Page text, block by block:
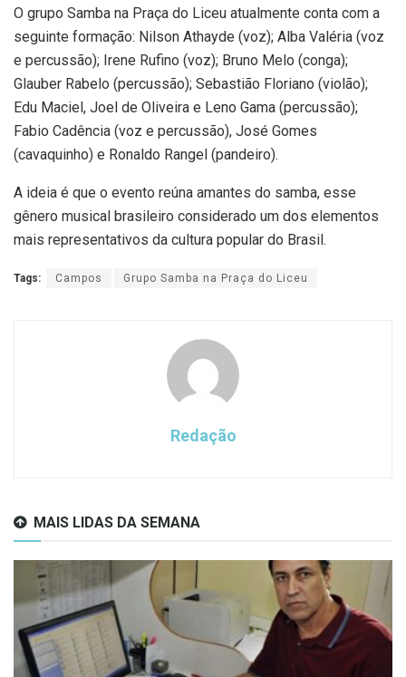
O grupo Samba na Praça do Liceu atualmente conta com a
seguinte formação: Nilson Athayde (voz); Alba Valéria (voz
e percussão); Irene Rufino (voz); Bruno Melo (conga);
Glauber Rabelo (percussão); Sebastião Floriano (violão);
Edu Maciel, Joel de Oliveira e Leno Gama (percussão);
Fabio Cadência (voz e percussão), José Gomes
(cavaquinho) e Ronaldo Rangel (pandeiro).
A ideia é que o evento reúna amantes do samba, esse
gênero musical brasileiro considerado um dos elementos
mais representativos da cultura popular do Brasil.
Tags: Campos Grupo Samba na Praça do Liceu
Redação
MAIS LIDAS DA SEMANA